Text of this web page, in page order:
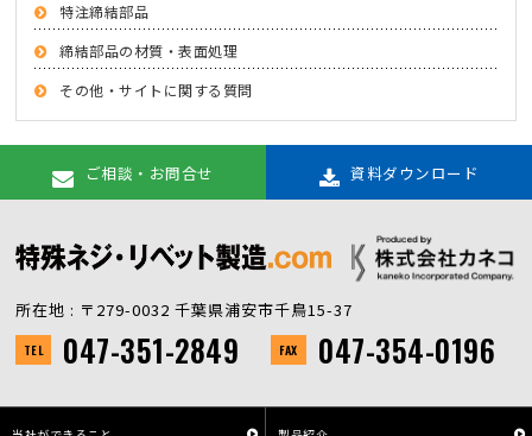
特注締結部品
締結部品の材質・表面処理
その他・サイトに関する質問
ご相談・お問合せ 資料ダウンロード
所在地 : 〒279-0032 千葉県浦安市千鳥15-37
TEL 047-351-2849 FAX 047-354-0196